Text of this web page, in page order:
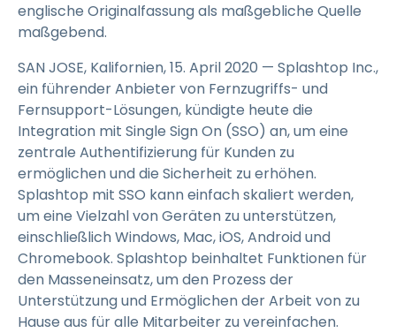
englische Originalfassung als maßgebliche Quelle
maßgebend.
SAN JOSE, Kalifornien, 15. April 2020 — Splashtop Inc.,
ein führender Anbieter von Fernzugriffs- und
Fernsupport-Lösungen, kündigte heute die
Integration mit Single Sign On (SSO) an, um eine
zentrale Authentifizierung für Kunden zu
ermöglichen und die Sicherheit zu erhöhen.
Splashtop mit SSO kann einfach skaliert werden,
um eine Vielzahl von Geräten zu unterstützen,
einschließlich Windows, Mac, iOS, Android und
Chromebook. Splashtop beinhaltet Funktionen für
den Masseneinsatz, um den Prozess der
Unterstützung und Ermöglichen der Arbeit von zu
Hause aus für alle Mitarbeiter zu vereinfachen.